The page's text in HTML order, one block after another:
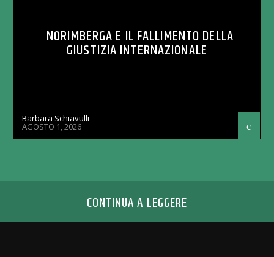
NORIMBERGA E IL FALLIMENTO DELLA
GIUSTIZIA INTERNAZIONALE
Barbara Schiavulli
AGOSTO 1, 2026
CONTINUA A LEGGERE